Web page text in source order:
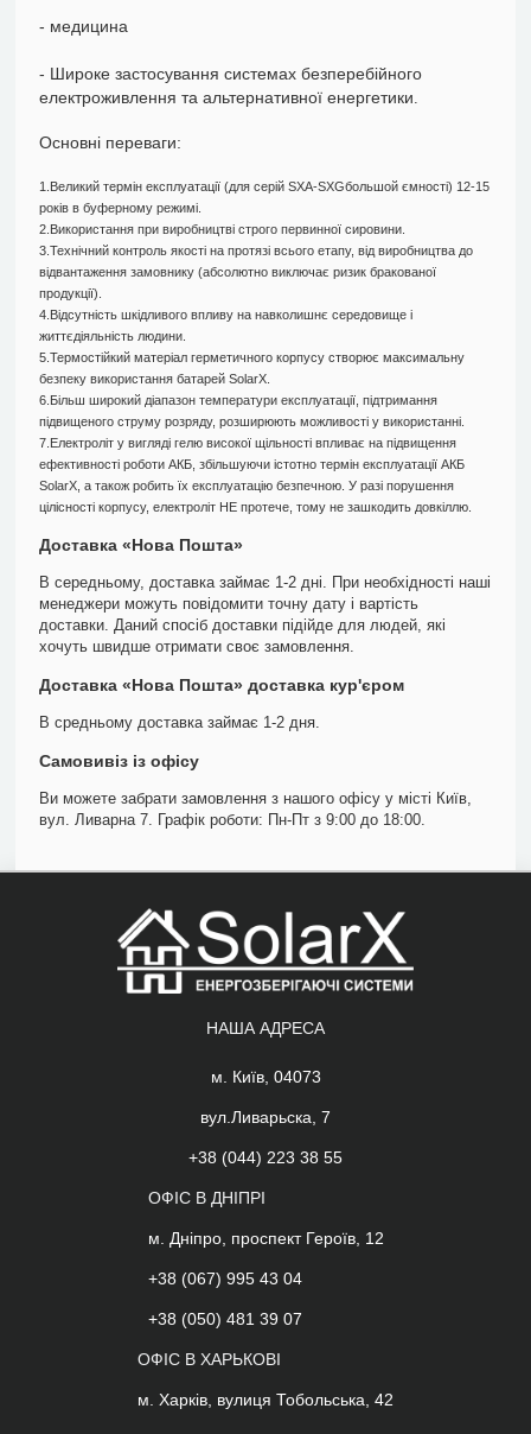
- медицина
- Широке застосування системах безперебійного
електроживлення та альтернативної енергетики.
Основні переваги:
1.Великий термін експлуатації (для серій SXA-SXGбольшой ємності) 12-15
років в буферному режимі.
2.Використання при виробництві строго первинної сировини.
3.Технічний контроль якості на протязі всього етапу, від виробництва до
відвантаження замовнику (абсолютно виключає ризик бракованої
продукції).
4.Відсутність шкідливого впливу на навколишнє середовище і
життєдіяльність людини.
5.Термостійкий матеріал герметичного корпусу створює максимальну
безпеку використання батарей SolarX.
6.Більш широкий діапазон температури експлуатації, підтримання
підвищеного струму розряду, розширюють можливості у використанні.
7.Електроліт у вигляді гелю високої щільності впливає на підвищення
ефективності роботи АКБ, збільшуючи істотно термін експлуатації АКБ
SolarX, а також робить їх експлуатацію безпечною. У разі порушення
цілісності корпусу, електроліт НЕ протече, тому не зашкодить довкіллю.
Доставка «Нова Пошта»
В середньому, доставка займає 1-2 дні. При необхідності наші
менеджери можуть повідомити точну дату і вартість
доставки. Даний спосіб доставки підійде для людей, які
хочуть швидше отримати своє замовлення.
Доставка «Нова Пошта» доставка кур'єром
В средньому доставка займає 1-2 дня.
Самовивіз із офісу
Ви можете забрати замовлення з нашого офісу у місті Київ,
вул. Ливарна 7. Графік роботи: Пн-Пт з 9:00 до 18:00.
НАША АДРЕСА
м. Київ, 04073
вул.Ливарьска, 7
+38 (044) 223 38 55
ОФІС В ДНІПРІ
м. Дніпро, проспект Героїв, 12
+38 (067) 995 43 04
+38 (050) 481 39 07
ОФІС В ХАРЬКОВІ
м. Харків, вулиця Тобольська, 42